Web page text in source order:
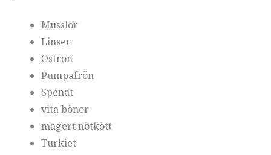
Musslor
Linser
Ostron
Pumpafrön
Spenat
vita bönor
magert nötkött
Turkiet